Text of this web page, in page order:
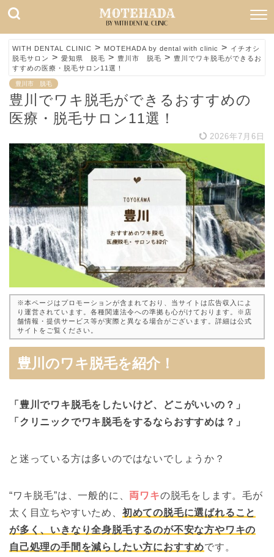
WITH DENTAL CLINIC > MOTEHADA by dental with clinic > イチオシ
脱毛サロン > 愛知県 脱毛 > 豊川市 脱毛 > 豊川でワキ脱毛ができるお
すすめの医療・脱毛サロン11選！
豊川市 脱毛
豊川でワキ脱毛ができるおすすめの
医療・脱毛サロン11選！
2026年7月6日
※本ページはプロモーションが含まれており、当サイトは広告収入によ
り運営されています。各種関連法令への準拠も心がけております。※店
舗情報・提供サービス等が実際と異なる場合がございます。詳細は公式
サイトをご覧ください。
豊川のワキ脱毛を紹介！
「豊川でワキ脱毛をしたいけど、どこがいいの？」
「クリニックでワキ脱毛をするならおすすめは？」
と迷っている方は多いのではないでしょうか？
“ワキ脱毛”は、一般的に、 両ワキの脱毛をします。毛が
太く目立ちやすいため、 初めての脱毛に選ばれること
が多く、いきなり全身脱毛するのが不安な方やワキの
自己処理の手間を減らしたい方におすすめです。